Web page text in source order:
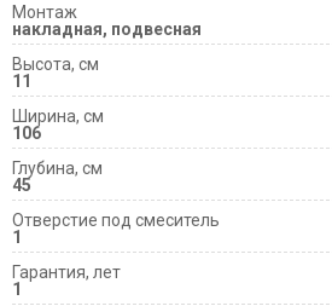
Монтаж
накладная, подвесная
Высота, см
11
Ширина, см
106
Глубина, см
45
Отверстие под смеситель
1
Гарантия, лет
1